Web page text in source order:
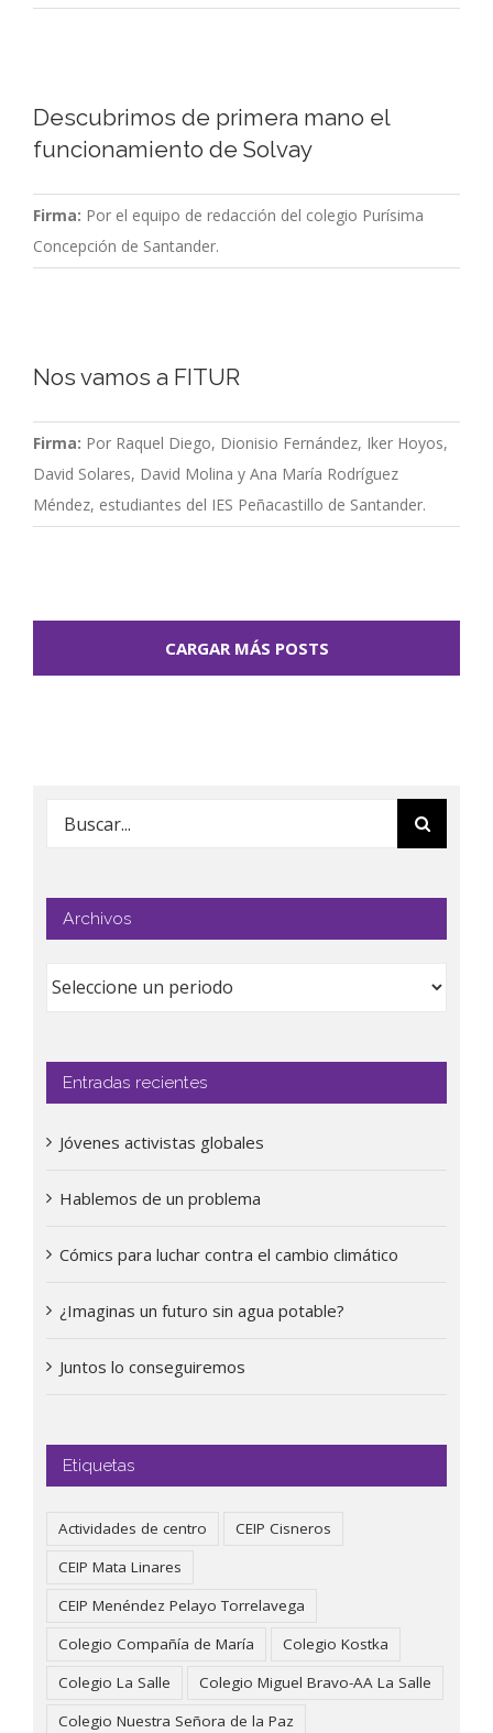
Descubrimos de primera mano el
funcionamiento de Solvay
Firma: Por el equipo de redacción del colegio Purísima
Concepción de Santander.
Nos vamos a FITUR
Firma: Por Raquel Diego, Dionisio Fernández, Iker Hoyos,
David Solares, David Molina y Ana María Rodríguez
Méndez, estudiantes del IES Peñacastillo de Santander.
CARGAR MÁS POSTS
Buscar:
Archivos
Entradas recientes
Jóvenes activistas globales
Hablemos de un problema
Cómics para luchar contra el cambio climático
¿Imaginas un futuro sin agua potable?
Juntos lo conseguiremos
Etiquetas
Actividades de centro
CEIP Cisneros
CEIP Mata Linares
CEIP Menéndez Pelayo Torrelavega
Colegio Compañía de María
Colegio Kostka
Colegio La Salle
Colegio Miguel Bravo-AA La Salle
Colegio Nuestra Señora de la Paz